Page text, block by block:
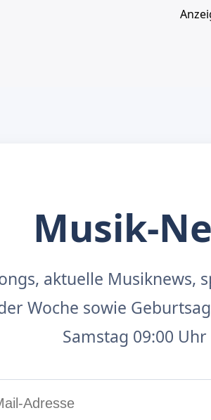
Musik-
aktuelle Musiknews,
Woche sowie
Samstag 09:00